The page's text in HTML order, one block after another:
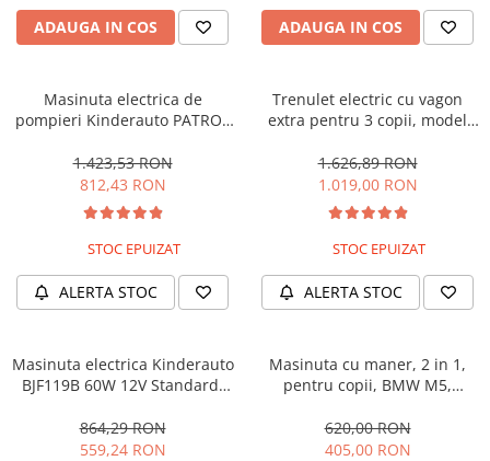
ADAUGA IN COS ADAUGA IN COS
Masinuta electrica de
pompieri Kinderauto PATROL
1.423,53 RON
812,43 RON
STOC EPUIZAT
ALERTA STOC
Trenulet electric cu vagon
extra pentru 3 copii, model
music player, albastru
1.626,89 RON
1.019,00 RON
STOC EPUIZAT
ALERTA STOC
Masinuta electrica Kinderauto
BJF119B 60W 12V Standard,
864,29 RON
559,24 RON
Masinuta cu maner, 2 in 1,
pentru copii, BMW M5,
620,00 RON
405,00 RON